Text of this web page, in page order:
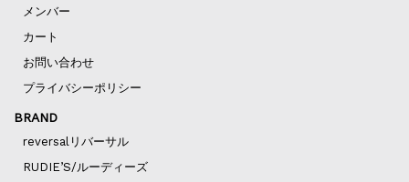
メンバー
カート
お問い合わせ
プライバシーポリシー
BRAND
reversalリバーサル
RUDIE’S/ルーディーズ